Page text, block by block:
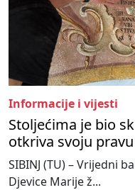
Informacije i vijesti
Stoljećima je bio
otkriva svoju
SIBINJ (TU) – Vrijedni
Djevice Marije ž...